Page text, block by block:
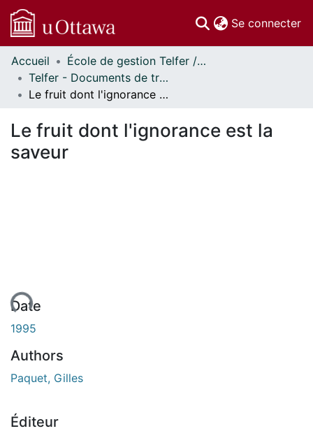
Se connecter
Communautés
et collections
Parcourir
À propos
Accueil
École de gestion Telfer // Telfer School of Management
Telfer - Documents de travail // Telfer - Working Papers
Le fruit dont l'ignorance est la saveur
Le fruit dont l'ignorance est la
saveur
Date
1995
Authors
Paquet, Gilles
Éditeur